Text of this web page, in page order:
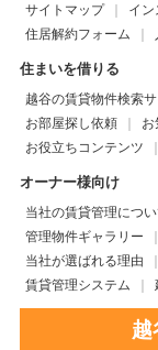
サイトマップ
イン
住居解約フォーム
住まいを借りる
越谷の賃貸物件検索サ
お部屋探し依頼
お
お役立ちコンテンツ
オーナー様向け
当社の賃貸管理につ
管理物件ギャラリー
当社が選ばれる理由
賃貸管理システム
越